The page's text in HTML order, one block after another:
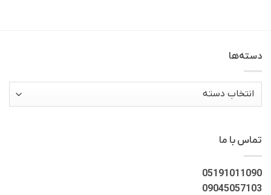
دسته‌ها
دسته‌ها
تماس با ما
05191011090
09045057103